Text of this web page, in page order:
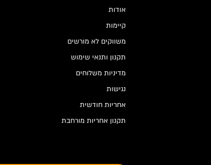
אודות
קיימות
משווקים לא מורשים
תקנון ותנאי שימוש
מדיניות משלוחים
נגישות
אחריות חודשית
תקנון אחריות מורחבת